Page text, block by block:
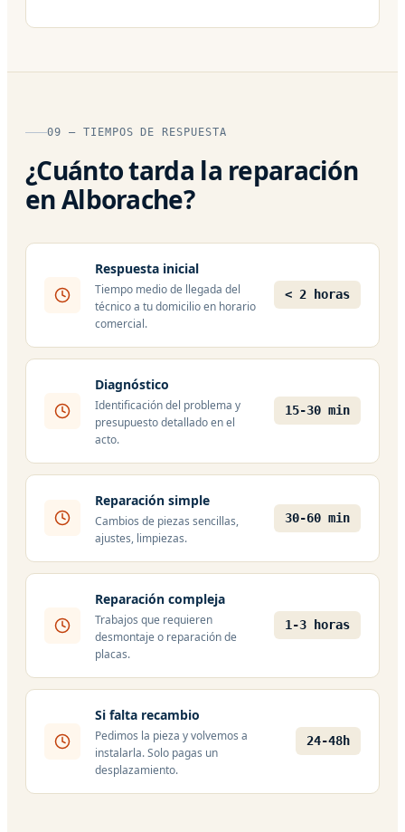
09 — TIEMPOS DE RESPUESTA
¿Cuánto tarda la reparación
en Alborache?
Respuesta inicial
Tiempo medio de llegada del
técnico a tu domicilio en horario
comercial.
< 2 horas
Diagnóstico
Identificación del problema y
presupuesto detallado en el
acto.
15-30 min
Reparación simple
Cambios de piezas sencillas,
ajustes, limpiezas.
30-60 min
Reparación compleja
Trabajos que requieren
desmontaje o reparación de
placas.
1-3 horas
Si falta recambio
Pedimos la pieza y volvemos a
instalarla. Solo pagas un
desplazamiento.
24-48h